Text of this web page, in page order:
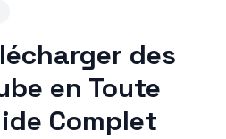
des
en Toute
Complet